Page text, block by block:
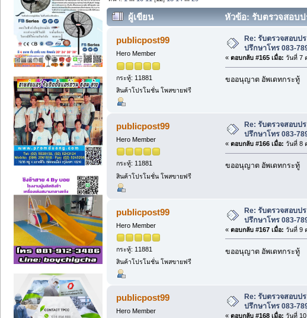
ผู้เขียน หัวข้อ: รับตรวจสอบป
publicpost99
Hero Member
กระทู้: 11881
สินค้าโปรโมชั่น โพสขายฟรี
Re: รับตรวจสอบป
ปรึกษาโทร 083-
« ตอบกลับ #165 เมื่อ: วันที่ 7
ขออนุญาต อัพเดทกระทู้
publicpost99
Hero Member
กระทู้: 11881
สินค้าโปรโมชั่น โพสขายฟรี
Re: รับตรวจสอบป
ปรึกษาโทร 083-
« ตอบกลับ #166 เมื่อ: วันที่ 8
ขออนุญาต อัพเดทกระทู้
publicpost99
Hero Member
กระทู้: 11881
สินค้าโปรโมชั่น โพสขายฟรี
Re: รับตรวจสอบป
ปรึกษาโทร 083-
« ตอบกลับ #167 เมื่อ: วันที่ 9
ขออนุญาต อัพเดทกระทู้
publicpost99
Hero Member
Re: รับตรวจสอบป
ปรึกษาโทร 083-
« ตอบกลับ #168 เมื่อ: วันที่